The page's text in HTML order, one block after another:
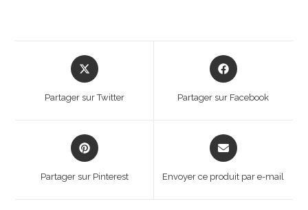
Opens
in
new
Partager sur Twitter
Opens
in
Partager sur Facebook
Opens
in
Partager sur Pinterest
Opens
in
new
Envoyer ce produit par e-mail